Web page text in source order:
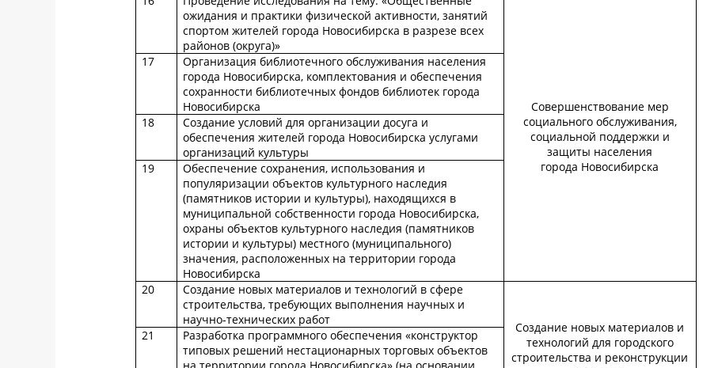
ожидания и практики физической активности, занятий
спортом жителей города Новосибирска в разрезе всех
районов (округа)»
Совершенствование мер
социального обслуживания,
социальной поддержки и
защиты населения
города Новосибирска
17
Организация библиотечного обслуживания населения
города Новосибирска, комплектования и обеспечения
сохранности библиотечных фондов библиотек города
Новосибирска
18
Создание условий для организации досуга и
обеспечения жителей города Новосибирска услугами
организаций культуры
19
Обеспечение сохранения, использования и
популяризации объектов культурного наследия
(памятников истории и культуры), находящихся в
муниципальной собственности города Новосибирска,
охраны объектов культурного наследия (памятников
истории и культуры) местного (муниципального)
значения, расположенных на территории города
Новосибирска
20
Создание новых материалов и технологий в сфере
строительства, требующих выполнения научных и
научно-технических работ
Создание новых материалов и
технологий для городского
строительства и реконструкции
21
Разработка программного обеспечения «конструктор
типовых решений нестационарных торговых объектов